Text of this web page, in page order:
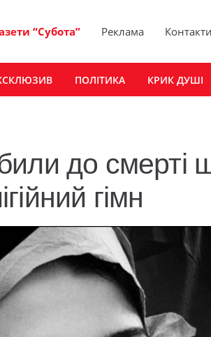
“Субота” Реклама Контакти
ПОЛІТИКА КРИК ДУШІ
до смерті
гімн